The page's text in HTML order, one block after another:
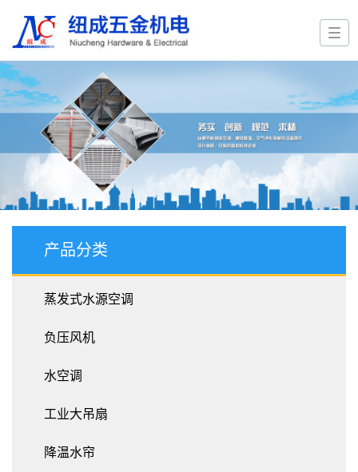
产品分类
蒸发式水源空调
负压风机
水空调
工业大吊扇
降温水帘